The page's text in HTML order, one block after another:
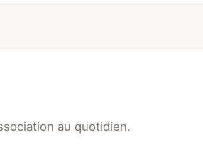
au quotidien.